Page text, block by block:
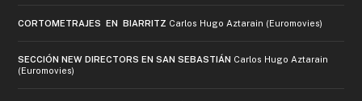
CORTOMETRAJES EN BIARRITZ Carlos Hugo Aztarain (Euromovies)
SECCIÓN NEW DIRECTORS EN SAN SEBASTIÁN Carlos Hugo Aztarain
(Euromovies)